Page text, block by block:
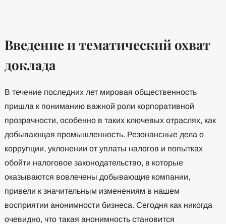
Введение и тематический охват
доклада
В течение последних лет мировая общественность
пришла к пониманию важной роли корпоративной
прозрачности, особенно в таких ключевых отраслях, как
добывающая промышленность. Резонансные дела о
коррупции, уклонении от уплаты налогов и попытках
обойти налоговое законодательство, в которые
оказываются вовлечены добывающие компании,
привели к значительным изменениям в нашем
восприятии анонимности бизнеса. Сегодня как никогда
очевидно, что такая анонимность становится